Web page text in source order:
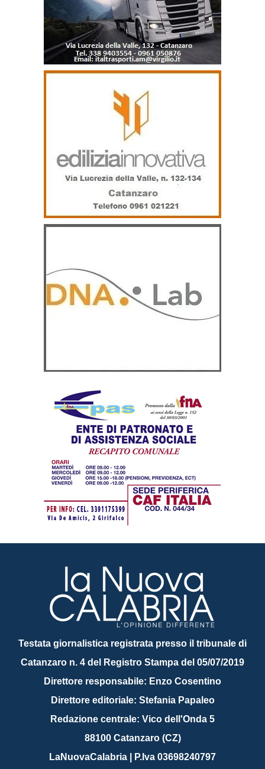
Testata giornalistica registrata presso il tribunale di
Catanzaro n. 4 del Registro Stampa del 05/07/2019
Direttore responsabile: Enzo Cosentino
Direttore editoriale: Stefania Papaleo
Redazione centrale: Vico dell'Onda 5
88100 Catanzaro (CZ)
LaNuovaCalabria | P.Iva 03698240797